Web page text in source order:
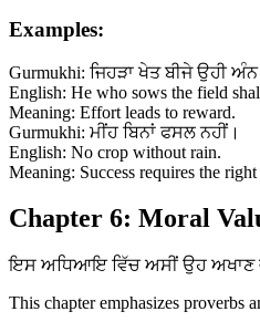
Examples:
Gurmukhi: ਜਿਹੜਾ ਖੇਤ ਬੀਜੇ ਉਹੀ ਅੰਨ
English: He who sows the field
Meaning: Effort leads to reward.
Gurmukhi: ਮੀਂਹ ਬਿਨਾਂ ਫਸਲ ਨਹੀਂ।
English: No crop without rain.
Meaning: Success requires the
Chapter 6: Moral
ਇਸ ਅਧਿਆਇ ਵਿੱਚ ਅਸੀਂ ਉਹ ਅਖਾਣ
This chapter emphasizes proverbs